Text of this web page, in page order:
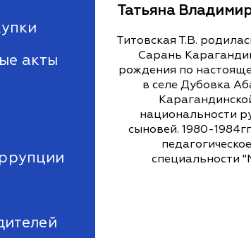
акты
Татьяна
Титовская Т.В.
Сарань
рождения по
в селе Дубовка
национальности
сыновей. 1980-
специальности